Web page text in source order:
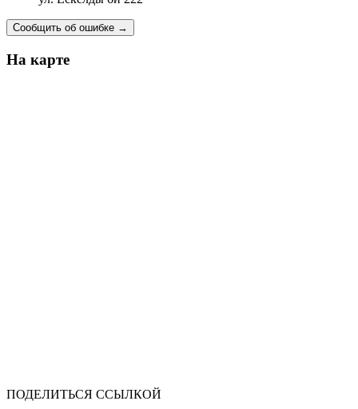
Сообщить об ошибке →
На карте
ПОДЕЛИТЬСЯ ССЫЛКОЙ